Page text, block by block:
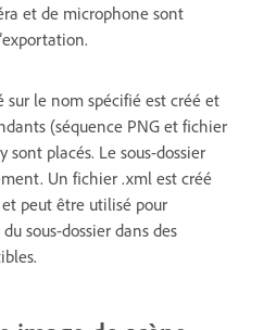
et de microphone sont
sur le nom spécifié est créé et
(séquence PNG et fichier
sont placés. Le sous-dossier
Un fichier .xml est créé
et peut être utilisé pour
sous-dossier dans des